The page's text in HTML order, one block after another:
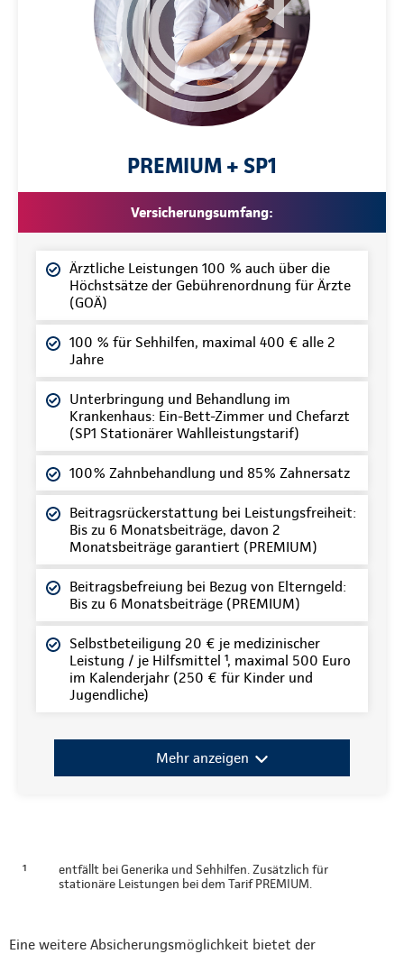
PREMIUM + SP1
Versicherungsumfang:
Ärztliche Leistungen 100 % auch über die
Höchstsätze der Gebührenordnung für Ärzte
(GOÄ)
100 % für Sehhilfen, maximal 400 € alle 2
Jahre
Unterbringung und Behandlung im
Krankenhaus: Ein-Bett-Zimmer und Chefarzt
(SP1 Stationärer Wahlleistungstarif)
100% Zahnbehandlung und 85% Zahnersatz
Beitragsrückerstattung bei Leistungsfreiheit:
Bis zu 6 Monatsbeiträge, davon 2
Monatsbeiträge garantiert (PREMIUM)
Beitragsbefreiung bei Bezug von Elterngeld:
Bis zu 6 Monatsbeiträge (PREMIUM)
Selbstbeteiligung 20 € je medizinischer
Leistung / je Hilfsmittel ¹, maximal 500 Euro
im Kalenderjahr (250 € für Kinder und
Jugendliche)
Mehr anzeigen
¹
entfällt bei Generika und Sehhilfen. Zusätzlich für
stationäre Leistungen bei dem Tarif PREMIUM.
Eine weitere Absicherungsmöglichkeit bietet der